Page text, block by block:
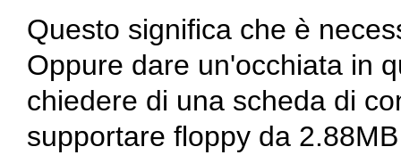
Questo significa che è
Oppure dare un'occhiata in
chiedere di una scheda di
supportare floppy da